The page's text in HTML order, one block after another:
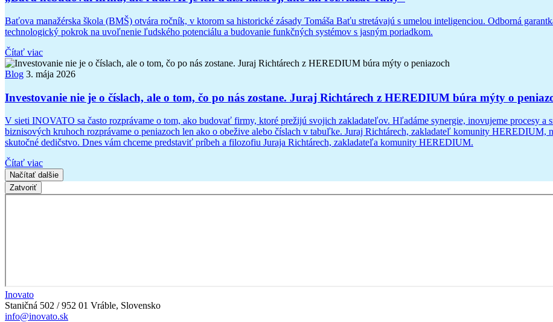
Baťova manažérska škola (BMŠ) otvára ročník, v ktorom sa historické zásady Tomáša Baťu stretávajú s umelou inteligenciou. Odborná
technologický pokrok na uvoľnenie ľudského potenciálu a budovanie funkčných systémov s jasným poriadkom.
Čítať viac
Blog 3. mája 2026
Investovanie nie je o číslach, ale o tom, čo po nás zostane. Juraj Richtárech z HEREDIUM búra mýty o
V sieti INOVATO sa často rozprávame o tom, ako budovať firmy, ktoré prežijú svojich zakladateľov. Hľadáme synergie, inovujeme procesy a
biznisových kruhoch rozprávame o peniazoch len ako o obežive alebo číslach v tabuľke. Juraj Richtárech, zakladateľ komunity HEREDIUM,
skutočné dedičstvo. Dnes vám chceme predstaviť príbeh a filozofiu Juraja Richtárech, zakladateľa komunity HEREDIUM.
Čítať viac
Načítať dalšie
Zatvoriť
Inovato
Staničná 502 / 952 01 Vráble, Slovensko
info@inovato.sk